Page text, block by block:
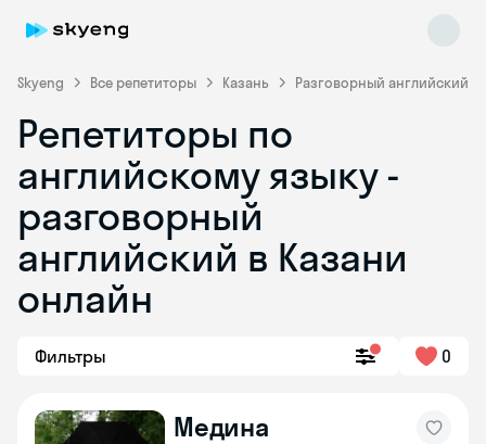
Skyeng Все репетиторы Казань Разговорный английский
Репетиторы по
английскому языку -
разговорный
английский в Казани
онлайн
Фильтры 0
Медина
Skyeng Chat
online